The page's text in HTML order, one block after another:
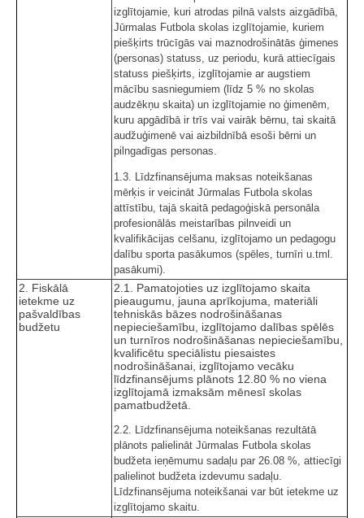
izglītojamie, kuri atrodas pilnā valsts aizgādībā,
Jūrmalas Futbola skolas izglītojamie, kuriem
piešķirts trūcīgās vai maznodrošinātās ģimenes
(personas) statuss, uz periodu, kurā attiecīgais
statuss piešķirts, izglītojamie ar augstiem
mācību sasniegumiem (līdz 5 % no skolas
audzēkņu skaita) un izglītojamie no ģimenēm,
kuru apgādībā ir trīs vai vairāk bērnu, tai skaitā
audžuģimenē vai aizbildnībā esoši bērni un
pilngadīgas personas.
1.3. Līdzfinansējuma maksas noteikšanas
mērķis ir veicināt Jūrmalas Futbola skolas
attīstību, tajā skaitā pedagoģiskā personāla
profesionālās meistarības pilnveidi un
kvalifikācijas celšanu, izglītojamo un pedagogu
dalību sporta pasākumos (spēles, turnīri u.tml.
pasākumi).
2. Fiskālā
ietekme uz
pašvaldības
budžetu
2.1. Pamatojoties uz izglītojamo skaita
pieaugumu, jauna aprīkojuma, materiāli
tehniskās bāzes nodrošināšanas
nepieciešamību, izglītojamo dalības spēlēs
un turnīros nodrošināšanas nepieciešamību,
kvalificētu speciālistu piesaistes
nodrošināšanai, izglītojamo vecāku
līdzfinansējums plānots 12.80 % no viena
izglītojamā izmaksām mēnesī skolas
pamatbudžetā.
2.2. Līdzfinansējuma noteikšanas rezultātā
plānots palielināt Jūrmalas Futbola skolas
budžeta ieņēmumu sadaļu par 26.08 %, attiecīgi
palielinot budžeta izdevumu sadaļu.
Līdzfinansējuma noteikšanai var būt ietekme uz
izglītojamo skaitu.